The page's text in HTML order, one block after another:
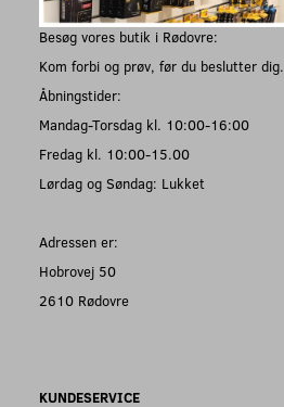
Besøg vores butik i Rødovre:
Kom forbi og prøv, før du beslutter dig.
Åbningstider:
Mandag-Torsdag kl. 10:00-16:00
Fredag kl. 10:00-15.00
Lørdag og Søndag: Lukket
Adressen er:
Hobrovej 50
2610 Rødovre
KUNDESERVICE